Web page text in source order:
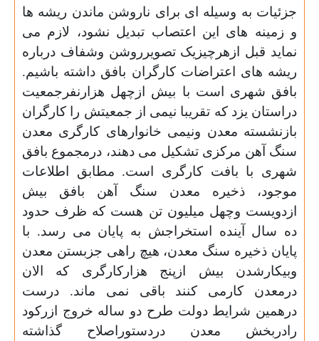
جزئیات به وسیله ای برای ناروشن ماندن ریشه ها
و زمینه های این اعتصاب تبدیل نشود، لازم می
نماید قبل ازهرچیزیک تصویرروشن وشفاف درباره
ریشه های اعتراضات کارگران بافق داشته باشیم.
بافق شهری است با بیش ازچهل هزارنفرجمعیت
دراستان یزد که تقریبا نیمی از جمعیتش را کارگران
بازنشسته معدن ونیمی خانوارهای کارگری معدن
سنگ آهن مرکزی تشکیل می دهند، درمجموع بافق
شهری با بافت کارگری است. مطابق اطلاعات
موجود، ذخیره معدن سنگ آهن بافق بیش
ازدویست وچهل میلیون تن هست که ظرف حدود
ده سال آینده استخراجش به پایان می رسد. با
پایان ذخیره سنگ معدن، هیچ راهی جزبستن معدن
وبیکارشدن بیش ازپنج هزارکارگری که الان
درمعدن کارمی کنند باقی نمی ماند. درست
درهمین شرایط دولت طرح دو ساله خروج ازرکود
رادربخش معدن دردستوراصلاح گذاشته